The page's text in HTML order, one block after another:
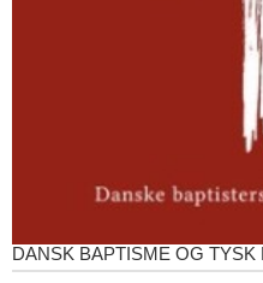
DANSK BAPTISME OG TYSK